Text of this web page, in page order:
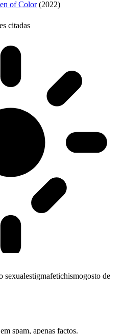
of Color (2022)
citadas
sexualestigmafetichismogosto de
spam, apenas factos.